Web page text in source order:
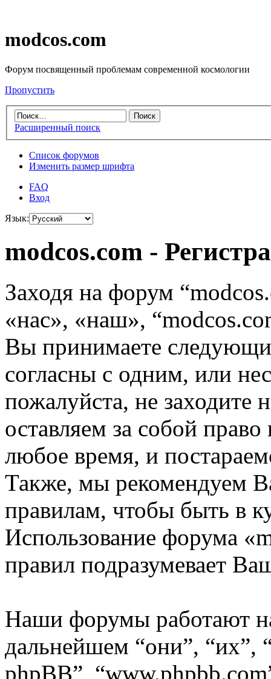
modcos.com
Форум посвященный проблемам современной космологии
Пропустить
Расширенный поиск
Список форумов
Изменить размер шрифта
FAQ
Вход
Язык:
modcos.com -
Заходя на форум
«нас», «наш»,
Вы принимаете
согласны с одним, или
пожалуйста, не
оставляем за собой
любое время, и
Также, мы рекомендуем
правилам, чтобы быть в
Использование форума
правил подразумевает
Наши форумы работают
дальнейшем “они”, “их”,
phpBB”,